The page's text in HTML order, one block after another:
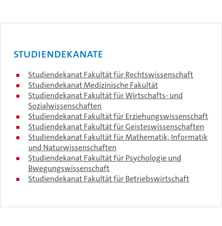
Studiendekanate
Studiendekanat Fakultät für Rechtswissenschaft
Studiendekanat Medizinische Fakultät
Studiendekanat Fakultät für Wirtschafts- und
Sozialwissenschaften
Studiendekanat Fakultät für Erziehungswissenschaft
Studiendekanat Fakultät für Geisteswissenschaften
Studiendekanat Fakultät für Mathematik, Informatik
und Naturwissenschaften
Studiendekanat Fakultät für Psychologie und
Bwegungswissenschaft
Studiendekanat Fakultät für Betriebswirtschaft